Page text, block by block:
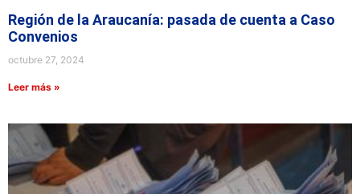
Región de la Araucanía: pasada de cuenta a Caso
Convenios
octubre 27, 2024
Leer más »